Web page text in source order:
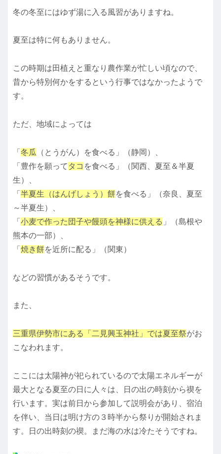
冬の冬至にはゆず湯に入る風習がありますね。
夏至は特に何もありません。
この時期は田植えと重なり農作業が忙しい頃なので、
昔から特別何かをするという行事ではなかったようで
す。
ただ、地域によっては
「 冬瓜
（とうがん）を食べる」（静岡）、
「豊作を願って タコ を食べる」（関西、夏至＆半夏
生）、
「 半夏生（はんげしょう）餅を食べる」（奈良、夏至
～半夏生）、
「 小麦で作った団子や饅頭を神様に供える 」（島根や
熊本の一部）、
「 焼き餅を近所に配る」（関東）
などの習慣があるそうです。
また、
三重県伊勢市にある「二見興玉神社」では夏至祭がお
こなわれます。
ここには太陽神が祀られているので太陽エネルギーが
最大となる夏至の日に人々は、日の出の時刻から禊を
行います。実は前日から参加して説明会があり、宿泊
を伴い、当日は明け方の３時半から祭りが開始されま
す。日の出時刻の禊。まだ海の水は冷たそうですね。